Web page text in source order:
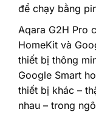
để chạy bằng
‎Aqara G2H Pro
HomeKit và
thiết bị thông
Google Smart
thiết bị khác –
nhau – trong